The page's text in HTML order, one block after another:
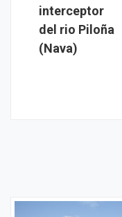
interceptor
del rio Piloña
(Nava)